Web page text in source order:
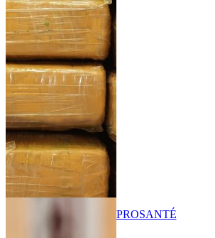
PROSANTÉ